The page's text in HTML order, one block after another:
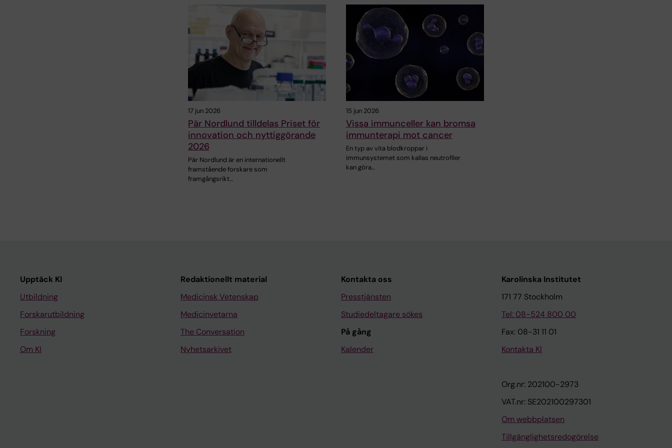
17 jun 2026
Pär Nordlund tilldelas Priset för
innovation och nyttiggörande
2026
Pär Nordlund är en internationellt
framstående forskare som
framgångsrikt…
15 jun 2026
Vissa immunceller kan bromsa
immunterapi mot cancer
En typ av vita blodkroppar i
immunsystemet som kallas neutrofiler
kan göra…
Upptäck KI
Utbildning
Forskarutbildning
Forskning
Om KI
Redaktionellt material
Medicinsk Vetenskap
Medicinvetarna
The Conversation
Nyhetsarkivet
Kontakta oss
Presstjänsten
Studiedeltagare sökes
På gång
Kalender
Karolinska Institutet
171 77 Stockholm
Tel: 08-524 800 00
Fax: 08-31 11 01
Kontakta KI
Org.nr: 202100-2973
VAT.nr: SE202100297301
Om webbplatsen
Tillgänglighetsredogörelse